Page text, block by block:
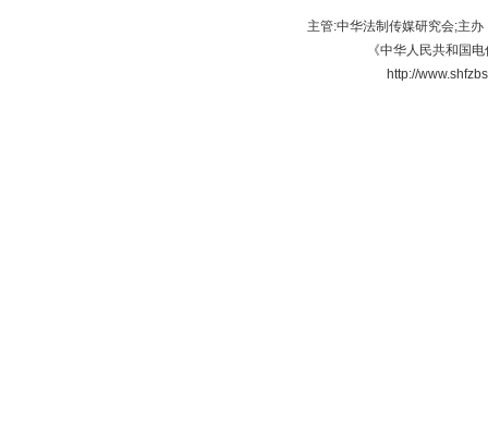
主管:中华法制传媒研究会;主
《中华人民共和国
http://